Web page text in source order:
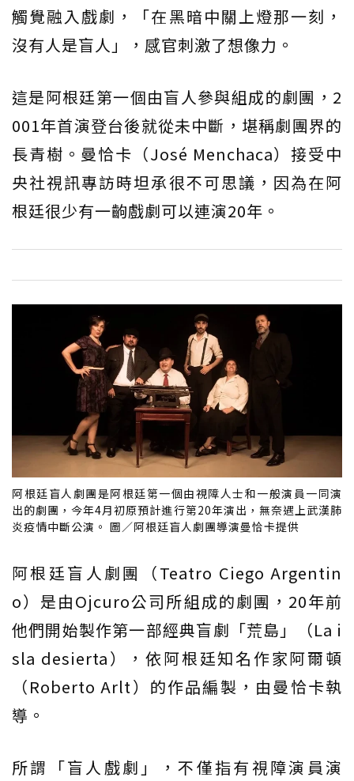
觸覺融入戲劇，「在黑暗中關上燈那一刻，
沒有人是盲人」，感官刺激了想像力。
這是阿根廷第一個由盲人參與組成的劇團，2
001年首演登台後就從未中斷，堪稱劇團界的
長青樹。曼恰卡（José Menchaca）接受中
央社視訊專訪時坦承很不可思議，因為在阿
根廷很少有一齣戲劇可以連演20年。
阿根廷盲人劇團是阿根廷第一個由視障人士和一般演員一同演
出的劇團，今年4月初原預計進行第20年演出，無奈遇上武漢肺
炎疫情中斷公演。 圖／阿根廷盲人劇團導演曼恰卡提供
阿根廷盲人劇團（Teatro Ciego Argentin
o）是由Ojcuro公司所組成的劇團，20年前
他們開始製作第一部經典盲劇「荒島」（La i
sla desierta），依阿根廷知名作家阿爾頓
（Roberto Arlt）的作品編製，由曼恰卡執
導。
所謂「盲人戲劇」，不僅指有視障演員演